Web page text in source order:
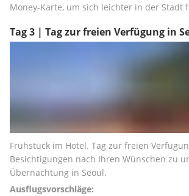
Money-Karte, um sich leichter in der Stadt
Tag 3 | Tag zur freien Verfügung in
Frühstück im Hotel. Tag zur freien
Besichtigungen nach Ihren Wünschen zu
Übernachtung in Seoul.
Ausflugsvorschläge: